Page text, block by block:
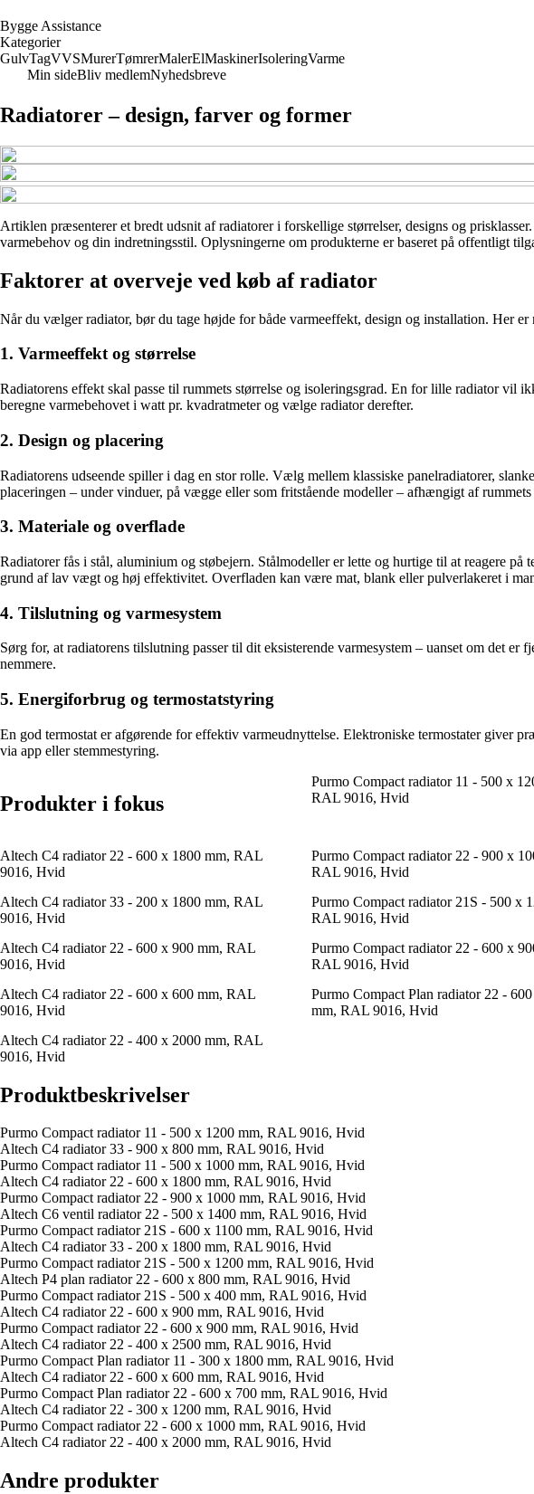
Bygge Assistance
Kategorier
GulvTagVVSMurerTømrerMalerElMaskinerIsoleringVarme
Min sideBliv medlemNyhedsbreve
Radiatorer – design, farver og former
Artiklen præsenterer et bredt udsnit af radiatorer i forskellige størrelser, designs og
varmebehov og din indretningsstil. Oplysningerne om produkterne er baseret på offentligt
Faktorer at overveje ved køb af radiator
Når du vælger radiator, bør du tage højde for både varmeeffekt, design og installation. Her
1. Varmeeffekt og størrelse
Radiatorens effekt skal passe til rummets størrelse og isoleringsgrad. En for lille radiator
beregne varmebehovet i watt pr. kvadratmeter og vælge radiator derefter.
2. Design og placering
Radiatorens udseende spiller i dag en stor rolle. Vælg mellem klassiske panelradiatorer,
placeringen – under vinduer, på vægge eller som fritstående modeller – afhængigt af
3. Materiale og overflade
Radiatorer fås i stål, aluminium og støbejern. Stålmodeller er lette og hurtige til at reagere
grund af lav vægt og høj effektivitet. Overfladen kan være mat, blank eller pulverlakeret i
4. Tilslutning og varmesystem
Sørg for, at radiatorens tilslutning passer til dit eksisterende varmesystem – uanset om det
nemmere.
5. Energiforbrug og termostatstyring
En god termostat er afgørende for effektiv varmeudnyttelse. Elektroniske termostater giver
via app eller stemmestyring.
Produkter i fokus
Purmo Compact radiator 11 - 500 x
RAL 9016, Hvid
Altech C4 radiator 22 - 600 x 1800 mm, RAL
9016, Hvid
Purmo Compact radiator 22 - 900 x
RAL 9016, Hvid
Altech C4 radiator 33 - 200 x 1800 mm, RAL
9016, Hvid
Purmo Compact radiator 21S - 500 x
RAL 9016, Hvid
Altech C4 radiator 22 - 600 x 900 mm, RAL
9016, Hvid
Purmo Compact radiator 22 - 600 x
RAL 9016, Hvid
Altech C4 radiator 22 - 600 x 600 mm, RAL
9016, Hvid
Purmo Compact Plan radiator 22 -
mm, RAL 9016, Hvid
Altech C4 radiator 22 - 400 x 2000 mm, RAL
9016, Hvid
Produktbeskrivelser
Purmo Compact radiator 11 - 500 x 1200 mm, RAL 9016, Hvid
Altech C4 radiator 33 - 900 x 800 mm, RAL 9016, Hvid
Purmo Compact radiator 11 - 500 x 1000 mm, RAL 9016, Hvid
Altech C4 radiator 22 - 600 x 1800 mm, RAL 9016, Hvid
Purmo Compact radiator 22 - 900 x 1000 mm, RAL 9016, Hvid
Altech C6 ventil radiator 22 - 500 x 1400 mm, RAL 9016, Hvid
Purmo Compact radiator 21S - 600 x 1100 mm, RAL 9016, Hvid
Altech C4 radiator 33 - 200 x 1800 mm, RAL 9016, Hvid
Purmo Compact radiator 21S - 500 x 1200 mm, RAL 9016, Hvid
Altech P4 plan radiator 22 - 600 x 800 mm, RAL 9016, Hvid
Purmo Compact radiator 21S - 500 x 400 mm, RAL 9016, Hvid
Altech C4 radiator 22 - 600 x 900 mm, RAL 9016, Hvid
Purmo Compact radiator 22 - 600 x 900 mm, RAL 9016, Hvid
Altech C4 radiator 22 - 400 x 2500 mm, RAL 9016, Hvid
Purmo Compact Plan radiator 11 - 300 x 1800 mm, RAL 9016, Hvid
Altech C4 radiator 22 - 600 x 600 mm, RAL 9016, Hvid
Purmo Compact Plan radiator 22 - 600 x 700 mm, RAL 9016, Hvid
Altech C4 radiator 22 - 300 x 1200 mm, RAL 9016, Hvid
Purmo Compact radiator 22 - 600 x 1000 mm, RAL 9016, Hvid
Altech C4 radiator 22 - 400 x 2000 mm, RAL 9016, Hvid
Andre produkter